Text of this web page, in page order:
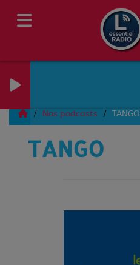
Nos podcasts TANGO
TANGO